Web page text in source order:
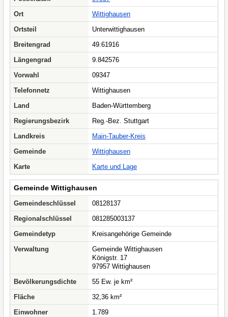
Ort
Wittighausen
Ortsteil
Unterwittighausen
Breitengrad
49.61916
Längengrad
9.842576
Vorwahl
09347
Telefonnetz
Wittighausen
Land
Baden-Württemberg
Regierungsbezirk
Reg.-Bez. Stuttgart
Landkreis
Main-Tauber-Kreis
Gemeinde
Wittighausen
Karte
Karte und Lage
Gemeinde Wittighausen
Gemeindeschlüssel
08128137
Regionalschlüssel
081285003137
Gemeindetyp
Kreisangehörige Gemeinde
Verwaltung
Gemeinde Wittighausen
Königstr. 17
97957 Wittighausen
Bevölkerungsdichte
55 Ew. je km²
Fläche
32,36 km²
Einwohner
1.789